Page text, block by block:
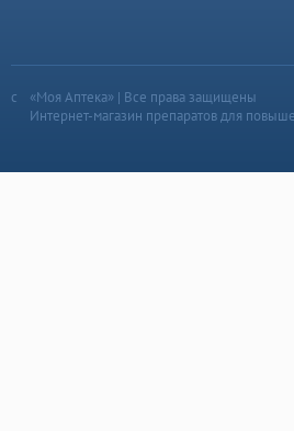
«Моя Аптека» | Все права защищены
Интернет-магазин препаратов для